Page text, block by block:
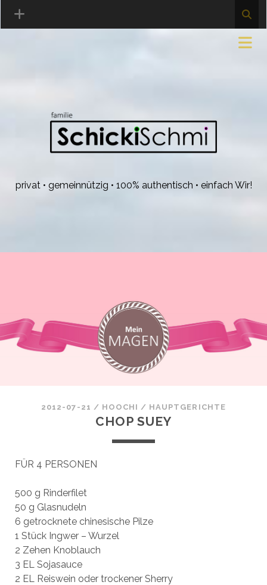
privat • gemeinnützig • 100% authentisch • einfach Wir!
2012-07-21 / HOOCHI / HAUPTGERICHTE
CHOP SUEY
FÜR 4 PERSONEN
500 g Rinderfilet
50 g Glasnudeln
6 getrocknete chinesische Pilze
1 Stück Ingwer – Wurzel
2 Zehen Knoblauch
3 EL Sojasauce
2 EL Reiswein oder trockener Sherry